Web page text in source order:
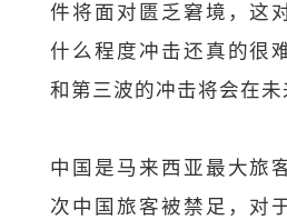
件将面对匮乏窘境，这
什么程度冲击还真的很
和第三波的冲击将会在未
中国是马来西亚最大旅
次中国旅客被禁足，对